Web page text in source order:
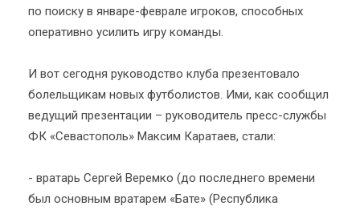
по поиску в январе-феврале игроков, способных
оперативно усилить игру команды.
И вот сегодня руководство клуба презентовало
болельщикам новых футболистов. Ими, как сообщил
ведущий презентации – руководитель пресс-службы
ФК «Севастополь» Максим Каратаев, стали:
- вратарь Сергей Веремко (до последнего времени
был основным вратарем «Бате» (Республика